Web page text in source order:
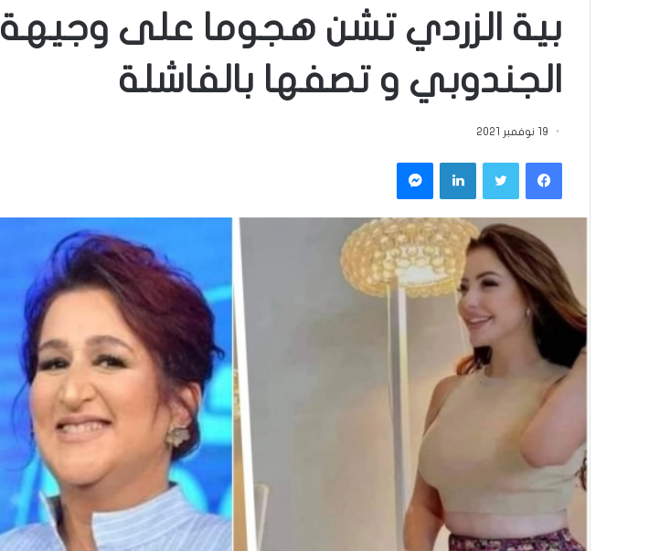
بية الزردي تشن هجوما على وجيهة
الجندوبي و تصفها بالفاشلة
19 نوفمبر 2021
فيسبوكتويتر لينكدإن ماسنجر